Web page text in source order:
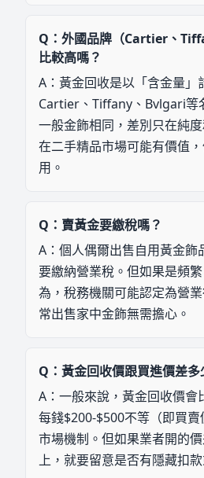
Q： 外國品牌（Cartier、
比較高嗎？
A： 黃金回收是以「含金量」
Cartier、Tiffany、Bvlgari等
一般金飾相同，差別只在純
在二手精品市場可能有價值
用。
Q： 賣黃金要繳稅嗎？
A： 個人偶爾出售自用黃金飾
要繳納營業稅。但如果是頻
為，稅務機關可能認定為營
常出售家中金飾無需擔心。
Q： 黃金回收價跟買進價差多
A： 一般來說，黃金回收價會
每錢$200-$500不等（即買
市場機制。但如果業者開的
上，就要留意是否有隱藏扣